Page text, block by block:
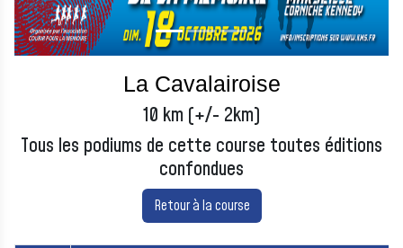
La Cavalairoise
10 km (+/- 2km)
Tous les podiums de cette course toutes éditions
confondues
Retour à la course